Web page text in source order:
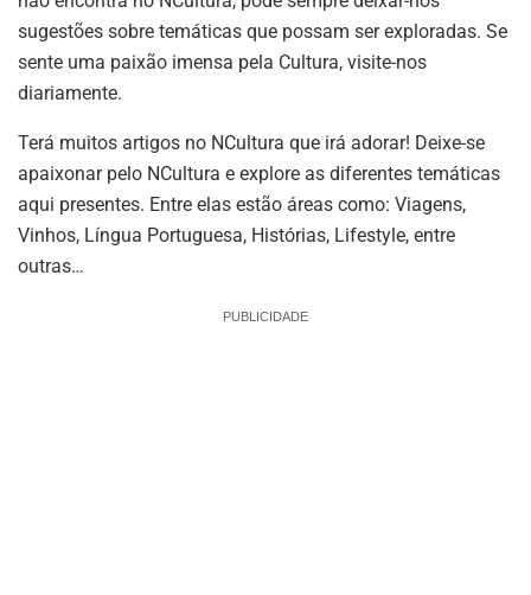
sugestões sobre temáticas que possam ser exploradas. Se
sente uma paixão imensa pela Cultura, visite-nos
diariamente.
Terá muitos artigos no NCultura que irá adorar! Deixe-se
apaixonar pelo NCultura e explore as diferentes temáticas
aqui presentes. Entre elas estão áreas como: Viagens,
Vinhos, Língua Portuguesa, Histórias, Lifestyle, entre
outras…
PUBLICIDADE